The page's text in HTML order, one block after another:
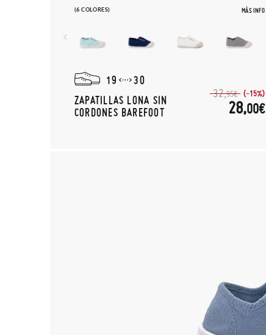
(6 COLORES) MÁS INFO
19
30
ZAPATILLAS LONA SIN
CORDONES BAREFOOT
32,95€ (-15%)
28,00€